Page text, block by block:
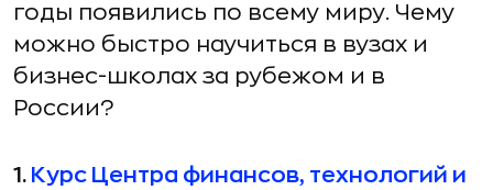
годы появились по всему миру. Чему
можно быстро научиться в вузах и
бизнес-школах за рубежом и в
России?
1. Курс Центра финансов, технологий и